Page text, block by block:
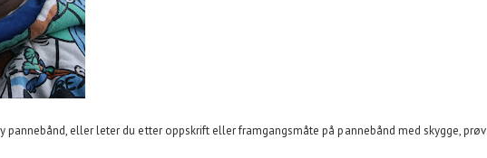
pannebånd, eller leter du etter oppskrift eller framgangsmåte på pannebånd med skygge, prøv